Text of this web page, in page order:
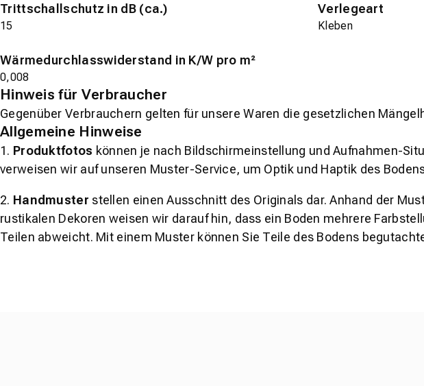
Trittschallschutz in dB (ca.)
15
Verlegeart
Kleben
Wärmedurchlasswiderstand in K/W pro m²
0,008
Hinweis für Verbraucher
Gegenüber Verbrauchern gelten für unsere Waren die gesetzlichen
Allgemeine Hinweise
1. Produktfotos können je nach Bildschirmeinstellung und Aufnahmen-
verweisen wir auf unseren Muster-Service, um Optik und Haptik des
2. Handmuster stellen einen Ausschnitt des Originals dar. Anhand der
rustikalen Dekoren weisen wir darauf hin, dass ein Boden mehrere
Teilen abweicht. Mit einem Muster können Sie Teile des Bodens